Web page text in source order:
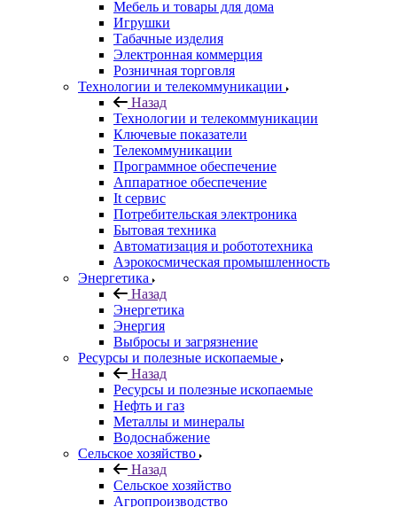
Мебель и товары для дома
Игрушки
Табачные изделия
Электронная коммерция
Розничная торговля
Технологии и телекоммуникации
Назад
Технологии и телекоммуникации
Ключевые показатели
Телекоммуникации
Программное обеспечение
Аппаратное обеспечение
It сервис
Потребительская электроника
Бытовая техника
Автоматизация и робототехника
Аэрокосмическая промышленность
Энергетика
Назад
Энергетика
Энергия
Выбросы и загрязнение
Ресурсы и полезные ископаемые
Назад
Ресурсы и полезные ископаемые
Нефть и газ
Металлы и минералы
Водоснабжение
Сельское хозяйство
Назад
Сельское хозяйство
Агропроизводство